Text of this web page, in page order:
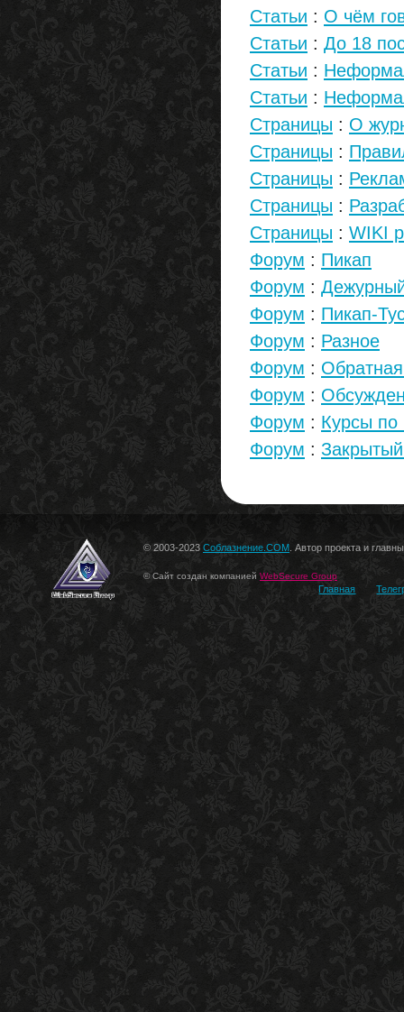
Статьи : О чём
Статьи : До 18
Статьи :
Статьи :
Страницы : О
Страницы :
Страницы :
Страницы :
Страницы : WIKI
Форум : Пикап
Форум :
Форум : Пикап-
Форум : Разное
Форум :
Форум :
Форум : Курсы по
Форум :
© 2003-2023 Соблазнение.COM . Автор проекта и
© Сайт создан компанией WebSecure Group
Главная